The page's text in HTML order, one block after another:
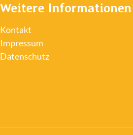
Weitere Informationen
Kontakt
Impressum
Datenschutz